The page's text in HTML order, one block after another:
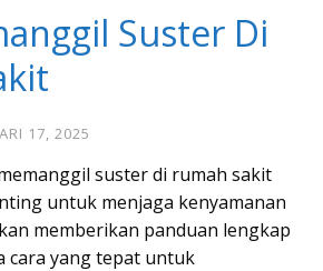
Suster Di
17, 2025
suster di rumah sakit
untuk menjaga kenyamanan
memberikan panduan lengkap
cara yang tepat untuk